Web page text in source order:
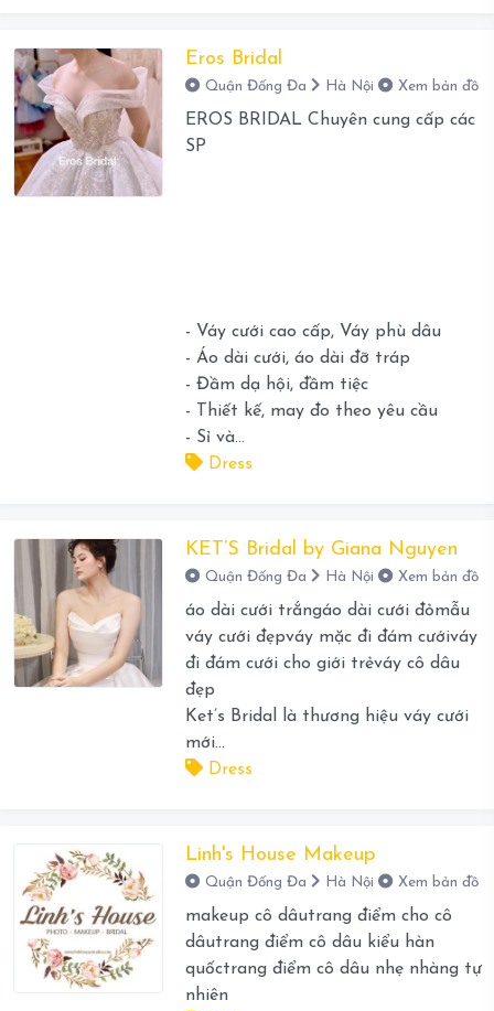
Eros Bridal
Quận Đống Đa Hà Nội Xem bản đồ
EROS BRIDAL Chuyên cung cấp các
SP
- Váy cưới cao cấp, Váy phù dâu
- Áo dài cưới, áo dài đỡ tráp
- Đầm dạ hội, đầm tiệc
- Thiết kế, may đo theo yêu cầu
- Sỉ và...
Dress
KET’S Bridal by Giana Nguyen
Quận Đống Đa Hà Nội Xem bản đồ
áo dài cưới trắngáo dài cưới đỏmẫu
váy cưới đẹpváy mặc đi đám cướiváy
đi đám cưới cho giới trẻváy cô dâu
đẹp
Ket’s Bridal là thương hiệu váy cưới
mới...
Dress
Linh's House Makeup
Quận Đống Đa Hà Nội Xem bản đồ
makeup cô dâutrang điểm cho cô
dâutrang điểm cô dâu kiểu hàn
quốctrang điểm cô dâu nhẹ nhàng tự
nhiên